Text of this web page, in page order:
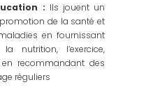
: Ils jouent un
de la santé et
en fournissant
nutrition, l’exercice,
recommandant des
réguliers